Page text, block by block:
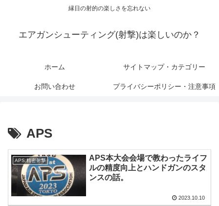
縁日の射的の楽しさを忘れない
エアガンシューティング(射撃)は楽しいのか？
ホーム サイトマップ・カテゴリー
お問い合わせ プライバシーポリシー・注意事項
APS
APS:精密射撃
APS本大会会場で教わったライフ
ルの精度向上とハンドガンのスタ
ンスの話。
2023.10.10